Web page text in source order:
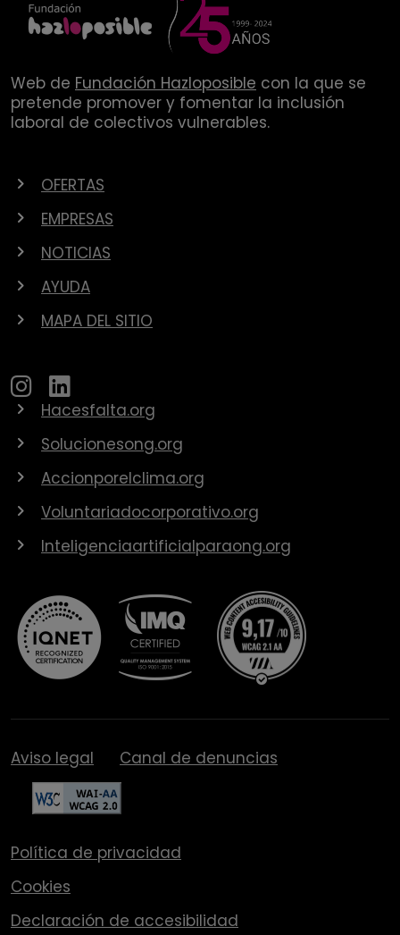
Web de Fundación Hazloposible con la que se
pretende promover y fomentar la inclusión
laboral de colectivos vulnerables.
OFERTAS
EMPRESAS
NOTICIAS
AYUDA
MAPA DEL SITIO
Hacesfalta.org
Solucionesong.org
Accionporelclima.org
Voluntariadocorporativo.org
Inteligenciaartificialparaong.org
Aviso legal Canal de denuncias
Política de privacidad
Cookies
Declaración de accesibilidad